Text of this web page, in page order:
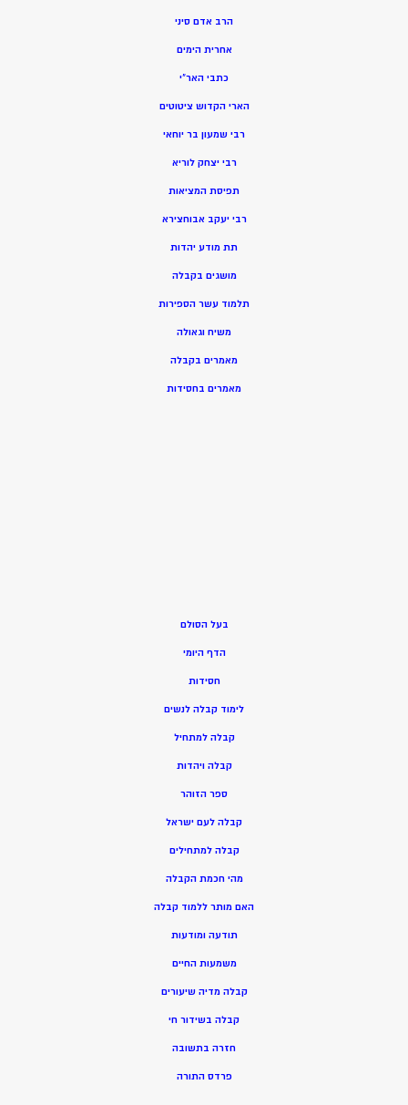
הרב אדם סיני
אחרית הימים
כתבי האר”י
הארי הקדוש ציטוטים
רבי שמעון בר יוחאי
רבי יצחק לוריא
תפיסת המציאות
רבי יעקב אבוחצירא
תת מודע יהדות
מושגים בקבלה
תלמוד עשר הספירות
משיח וגאולה
מאמרים בקבלה
מאמרים בחסידות
בעל הסולם
הדף היומי
חסידות
לימוד קבלה לנשים
קבלה למתחיל
קבלה ויהדות
ספר הזוהר
קבלה לעם ישראל
קבלה למתחילים
מהי חכמת הקבלה
האם מותר ללמוד קבלה
תודעה ומודעות
משמעות החיים
קבלה מדיה שיעורים
קבלה בשידור חי
חזרה בתשובה
פרדס התורה